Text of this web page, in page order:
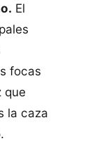
El
focas
que
la caza